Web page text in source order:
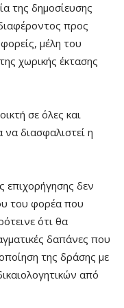
της δημοσίευσης
προς
μέλη του
χωρικής έκτασης
σε όλες και
διασφαλιστεί η
επιχορήγησης δεν
του φορέα που
ότι θα
δαπάνες που
της δράσης με
από